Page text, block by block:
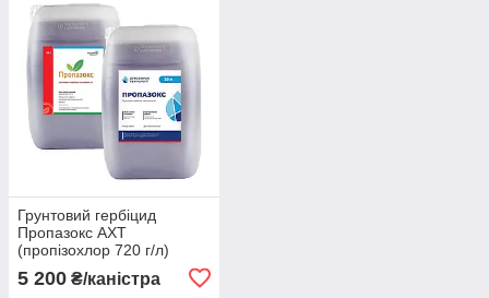
Грунтовий гербіцид
Пропазокс АХТ
(пропізохлор 720 г/л)
5 200 ₴/каністра